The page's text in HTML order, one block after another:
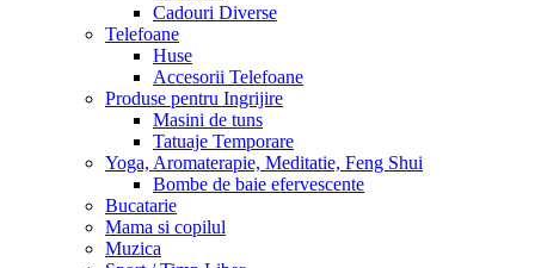
Cadouri Diverse
Telefoane
Huse
Accesorii Telefoane
Produse pentru Ingrijire
Masini de tuns
Tatuaje Temporare
Yoga, Aromaterapie, Meditatie, Feng Shui
Bombe de baie efervescente
Bucatarie
Mama si copilul
Muzica